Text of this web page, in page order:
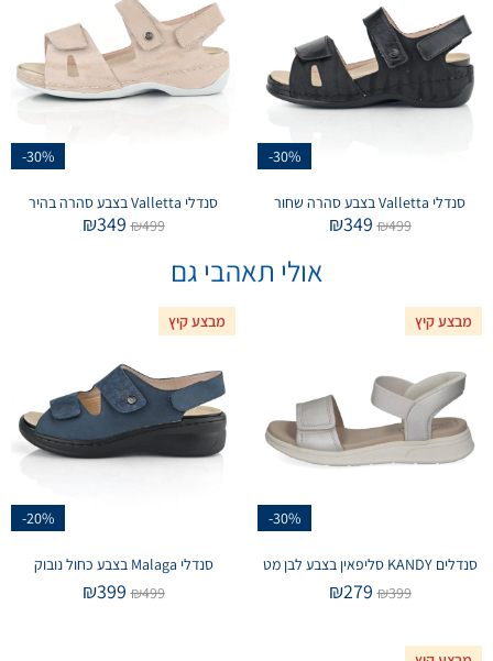
-30%
סנדלי Valletta בצבע סהרה שחור
₪499
₪349
-30%
סנדלי Valletta בצבע סהרה בהיר
₪499
₪349
אולי תאהבי גם
מבצע קיץ
-30%
סנדלים KANDY סליפאין בצבע לבן מט
₪399
₪279
מבצע קיץ
-20%
סנדלי Malaga בצבע כחול נובוק
₪499
₪399